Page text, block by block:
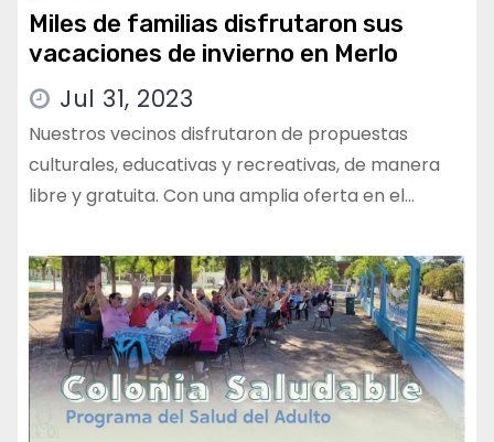
Miles de familias disfrutaron sus
vacaciones de invierno en Merlo
Jul 31, 2023
Nuestros vecinos disfrutaron de propuestas
culturales, educativas y recreativas, de manera
libre y gratuita. Con una amplia oferta en el…